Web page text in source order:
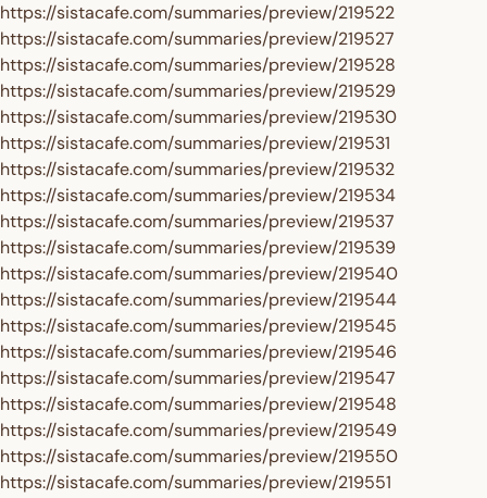
https://sistacafe.com/summaries/preview/219522
https://sistacafe.com/summaries/preview/219527
https://sistacafe.com/summaries/preview/219528
https://sistacafe.com/summaries/preview/219529
https://sistacafe.com/summaries/preview/219530
https://sistacafe.com/summaries/preview/219531
https://sistacafe.com/summaries/preview/219532
https://sistacafe.com/summaries/preview/219534
https://sistacafe.com/summaries/preview/219537
https://sistacafe.com/summaries/preview/219539
https://sistacafe.com/summaries/preview/219540
https://sistacafe.com/summaries/preview/219544
https://sistacafe.com/summaries/preview/219545
https://sistacafe.com/summaries/preview/219546
https://sistacafe.com/summaries/preview/219547
https://sistacafe.com/summaries/preview/219548
https://sistacafe.com/summaries/preview/219549
https://sistacafe.com/summaries/preview/219550
https://sistacafe.com/summaries/preview/219551